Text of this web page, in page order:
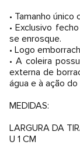
• Tamanho
• Exclusivo
se enrosque.
• Logo
• A coleira
externa de
água e à ação
MEDIDAS:
LARGURA DA
U 1 CM